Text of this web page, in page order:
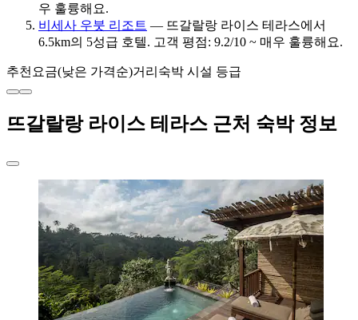
우 훌륭해요.
비세사 우붓 리조트 — 뜨갈랄랑 라이스 테라스에서
6.5km의 5성급 호텔. 고객 평점: 9.2/10 ~ 매우 훌륭해요.
추천 요금(낮은 가격순)거리 숙박 시설 등급
뜨갈랄랑 라이스 테라스 근처 숙박 정보